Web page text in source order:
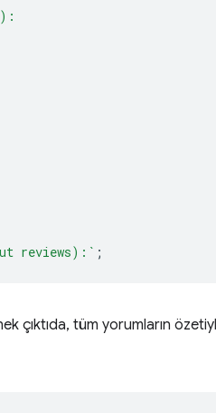
reviews):` ;
çıktıda, tüm yorumların